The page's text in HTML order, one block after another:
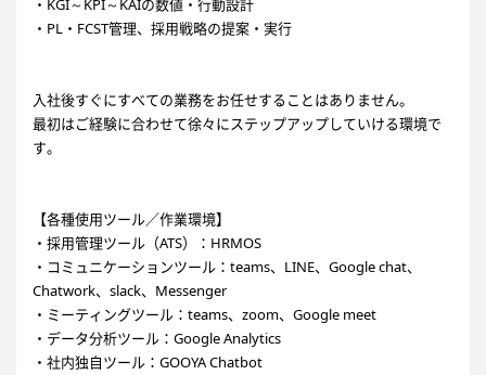
・KGI～KPI～KAIの数値・行動設計
・PL・FCST管理、採用戦略の提案・実行
入社後すぐにすべての業務をお任せすることはありません。
最初はご経験に合わせて徐々にステップアップしていける環境で
す。
【各種使用ツール／作業環境】
・採用管理ツール（ATS）：HRMOS
・コミュニケーションツール：teams、LINE、Google chat、
Chatwork、slack、Messenger
・ミーティングツール：teams、zoom、Google meet
・データ分析ツール：Google Analytics
・社内独自ツール：GOOYA Chatbot